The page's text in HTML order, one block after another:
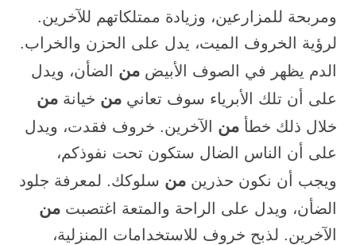
ومربحة للمزارعين، وزيادة ممتلكاتهم للآخرين.
لرؤية الخروف الميت، يدل على الحزن والخراب.
الدم يظهر في الصوف الأبيض من الضأن، ويدل
على أن تلك الأبرياء سوف تعاني من خيانة من
خلال ذلك خطأ من الآخرين. خروف فقدت، ويدل
على أن الناس الضال ستكون تحت نفوذكم،
ويجب أن نكون حذرين من سلوكك. لمعرفة جلود
الضأن، ويدل على الراحة والمتعة اغتصبت من
الآخرين. لذبح خروف للاستخدامات المنزلية،